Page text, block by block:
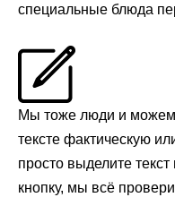
специальные блюда
Мы тоже люди и
тексте фактическую
просто выделите
кнопку, мы всё